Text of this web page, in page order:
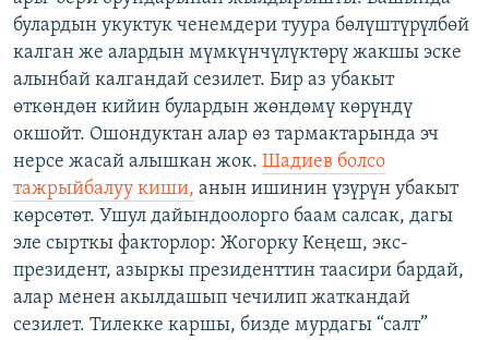
булардын укуктук ченемдери туура бөлүштүрүлбөй
калган же алардын мүмкүнчүлүктөрү жакшы эске
алынбай калгандай сезилет. Бир аз убакыт
өткөндөн кийин булардын жөндөмү көрүндү
окшойт. Ошондуктан алар өз тармактарында эч
нерсе жасай алышкан жок. Шадиев болсо
тажрыйбалуу киши, анын ишинин үзүрүн убакыт
көрсөтөт. Ушул дайындоолорго баам салсак, дагы
эле сырткы факторлор: Жогорку Кеңеш, экс-
президент, азыркы президенттин таасири бардай,
алар менен акылдашып чечилип жаткандай
сезилет. Тилекке каршы, бизде мурдагы “салт”